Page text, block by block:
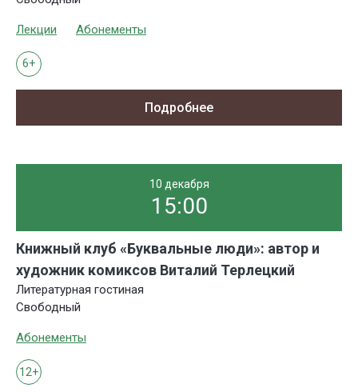
Лекции Абонементы
6+
Подробнее
10 декабря
15:00
Книжный клуб «Буквальные люди»: автор и
художник комиксов Виталий Терлецкий
Литературная гостиная
Свободный
Абонементы
12+